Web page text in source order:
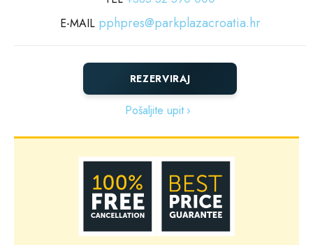
E-MAIL pphpres@parkplazacroatia.hr
REZERVIRAJ
Pošaljite upit